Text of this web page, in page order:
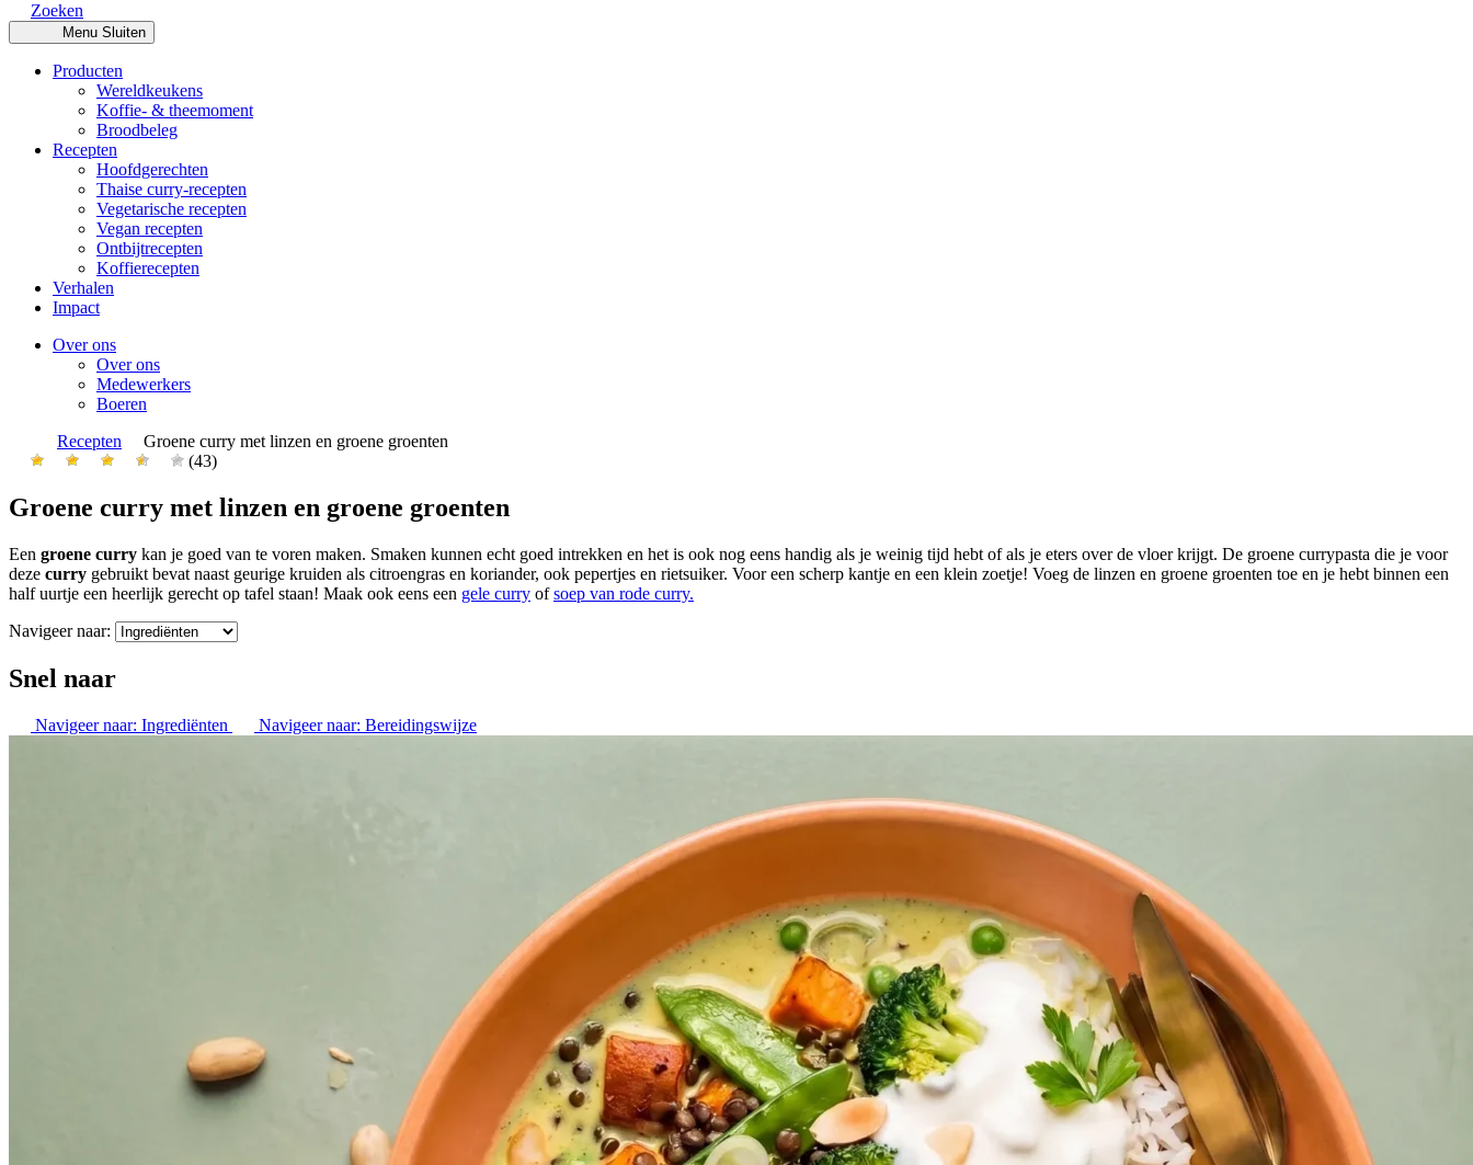
Zoeken
Menu Sluiten
Producten
Wereldkeukens
Koffie- & theemoment
Broodbeleg
Recepten
Hoofdgerechten
Thaise curry-recepten
Vegetarische recepten
Vegan recepten
Ontbijtrecepten
Koffierecepten
Verhalen
Impact
Over ons
Over ons
Medewerkers
Boeren
Recepten
Groene curry met linzen en groene groenten
(43)
Groene curry met linzen en groene groenten
Een groene curry kan je goed van te voren maken. Smaken kunnen echt goed intrekken en het is ook nog eens handig als je weinig tijd hebt of als je eters over de vloer krijgt. De groene currypasta die je voor
deze curry gebruikt bevat naast geurige kruiden als citroengras en koriander, ook pepertjes en rietsuiker. Voor een scherp kantje en een klein zoetje! Voeg de linzen en groene groenten toe en je hebt binnen een
half uurtje een heerlijk gerecht op tafel staan! Maak ook eens een gele curry ofsoep van rode curry.
Navigeer naar:
Snel naar
Navigeer naar: Ingrediënten Navigeer naar: Bereidingswijze